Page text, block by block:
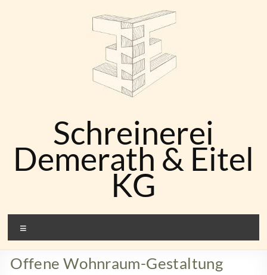
Schreinerei
Demerath & Eitel
KG
Offene Wohnraum-Gestaltung